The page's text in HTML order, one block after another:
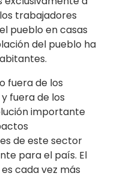
trabajadores
pueblo en casas
del pueblo ha
fuera de los
fuera de los
importante
de este sector
para el país. El
cada vez más